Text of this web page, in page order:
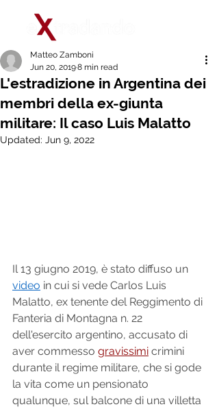
L'estradizione in Argentina dei
membri della ex-giunta
militare: Il caso Luis Malatto
Matteo Zamboni
Jun 20, 20198 min read
Updated: Jun 9, 2022
Il 13 giugno 2019, è stato diffuso un
video in cui si vede Carlos Luis
Malatto, ex tenente del Reggimento di
Fanteria di Montagna n. 22
dell'esercito argentino, accusato di
aver commesso gravissimi crimini
durante il regime militare, che si gode
la vita come un pensionato
qualunque, sul balcone di una villetta